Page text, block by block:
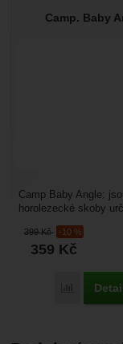
Camp. Baby
399Kč -10 %
359 Kč
Porovnat
Camp Baby Angle:
horolezecké skoby
mělkých spár. Do
spárNěkolik...